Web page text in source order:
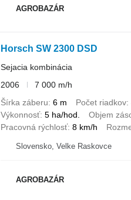
AGROBAZÁR
Horsch SW 2300 DSD
Sejacia kombinácia
2006
7 000 m/h
Šírka záberu 6 m Počet riadkov
Výkonnosť 5 ha/hod. Objem
Pracovná rýchlosť 8 km/h
Slovensko, Velke Raskovce
AGROBAZÁR